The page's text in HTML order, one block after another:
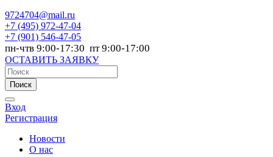
9724704@mail.ru
+7 (495) 972-47-04
+7 (901) 546-47-05
пн-чтв 9:00-17:30 пт 9:00-17:00
ОСТАВИТЬ ЗАЯВКУ
Поиск
Вход
Регистрация
Новости
О нас